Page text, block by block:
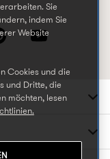
Sie
indem Sie
Website
Cookies und die
und Dritte, die
möchten, lesen